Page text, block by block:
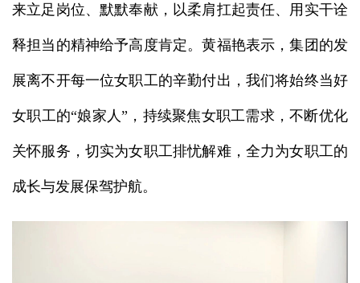
来立足岗位、默默奉献，以柔肩扛起责任、用实干诠
释担当的精神给予高度肯定。黄福艳表示，集团的发
展离不开每一位女职工的辛勤付出，我们将始终当好
女职工的“娘家人”，持续聚焦女职工需求，不断优化
关怀服务，切实为女职工排忧解难，全力为女职工的
成长与发展保驾护航。